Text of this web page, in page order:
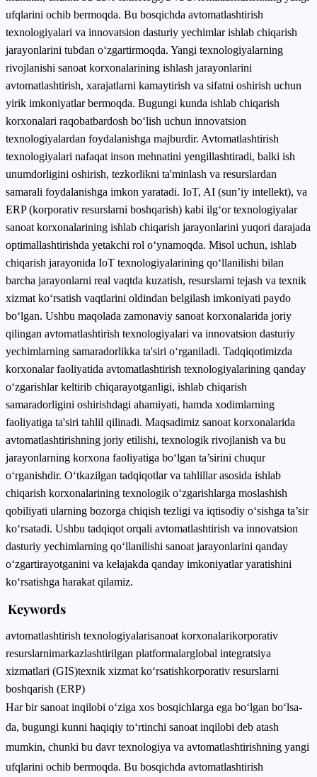
ufqlarini ochib bermoqda. Bu bosqichda avtomatlashtirish
texnologiyalari va innovatsion dasturiy yechimlar ishlab chiqarish
jarayonlarini tubdan o‘zgartirmoqda. Yangi texnologiyalarning
rivojlanishi sanoat korxonalarining ishlash jarayonlarini
avtomatlashtirish, xarajatlarni kamaytirish va sifatni oshirish uchun
yirik imkoniyatlar bermoqda. Bugungi kunda ishlab chiqarish
korxonalari raqobatbardosh bo‘lish uchun innovatsion
texnologiyalardan foydalanishga majburdir. Avtomatlashtirish
texnologiyalari nafaqat inson mehnatini yengillashtiradi, balki ish
unumdorligini oshirish, tezkorlikni ta'minlash va resurslardan
samarali foydalanishga imkon yaratadi. IoT, AI (sun’iy intellekt), va
ERP (korporativ resurslarni boshqarish) kabi ilg‘or texnologiyalar
sanoat korxonalarining ishlab chiqarish jarayonlarini yuqori darajada
optimallashtirishda yetakchi rol o‘ynamoqda. Misol uchun, ishlab
chiqarish jarayonida IoT texnologiyalarining qo‘llanilishi bilan
barcha jarayonlarni real vaqtda kuzatish, resurslarni tejash va texnik
xizmat ko‘rsatish vaqtlarini oldindan belgilash imkoniyati paydo
bo‘lgan. Ushbu maqolada zamonaviy sanoat korxonalarida joriy
qilingan avtomatlashtirish texnologiyalari va innovatsion dasturiy
yechimlarning samaradorlikka ta'siri o‘rganiladi. Tadqiqotimizda
korxonalar faoliyatida avtomatlashtirish texnologiyalarining qanday
o‘zgarishlar keltirib chiqarayotganligi, ishlab chiqarish
samaradorligini oshirishdagi ahamiyati, hamda xodimlarning
faoliyatiga ta'siri tahlil qilinadi. Maqsadimiz sanoat korxonalarida
avtomatlashtirishning joriy etilishi, texnologik rivojlanish va bu
jarayonlarning korxona faoliyatiga bo‘lgan ta’sirini chuqur
o‘rganishdir. O‘tkazilgan tadqiqotlar va tahlillar asosida ishlab
chiqarish korxonalarining texnologik o‘zgarishlarga moslashish
qobiliyati ularning bozorga chiqish tezligi va iqtisodiy o‘sishga ta’sir
ko‘rsatadi. Ushbu tadqiqot orqali avtomatlashtirish va innovatsion
dasturiy yechimlarning qo‘llanilishi sanoat jarayonlarini qanday
o‘zgartirayotganini va kelajakda qanday imkoniyatlar yaratishini
ko‘rsatishga harakat qilamiz.
Keywords
avtomatlashtirish texnologiyalarisanoat korxonalarikorporativ
resurslarnimarkazlashtirilgan platformalarglobal integratsiya
xizmatlari (GIS)texnik xizmat ko‘rsatishkorporativ resurslarni
boshqarish (ERP)
Har bir sanoat inqilobi o‘ziga xos bosqichlarga ega bo‘lgan bo‘lsa-
da, bugungi kunni haqiqiy to‘rtinchi sanoat inqilobi deb atash
mumkin, chunki bu davr texnologiya va avtomatlashtirishning yangi
ufqlarini ochib bermoqda. Bu bosqichda avtomatlashtirish